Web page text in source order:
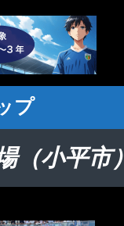
プ
（小平市）